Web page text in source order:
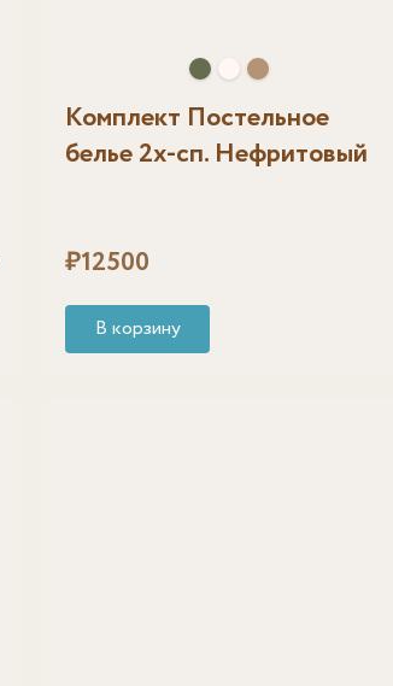
Комплект Постельное
белье 2х-сп. Нефритовый
₽12500
В корзину